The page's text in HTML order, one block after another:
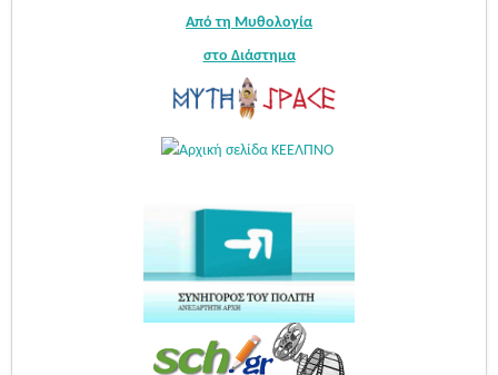
Από τη Μυθολογία
στο Διάστημα